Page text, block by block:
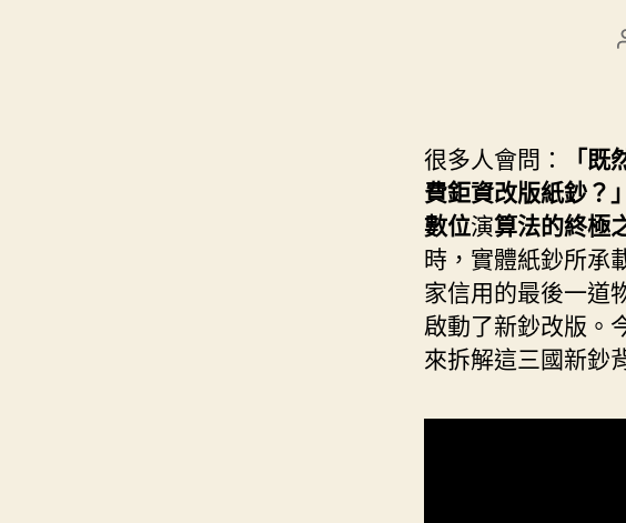
很多人會問：
「
費鉅資改版紙鈔？」
數位演算法的終極
時，實體紙鈔所承
家信用的最後一道
啟動了新鈔改版。
來拆解這三國新鈔